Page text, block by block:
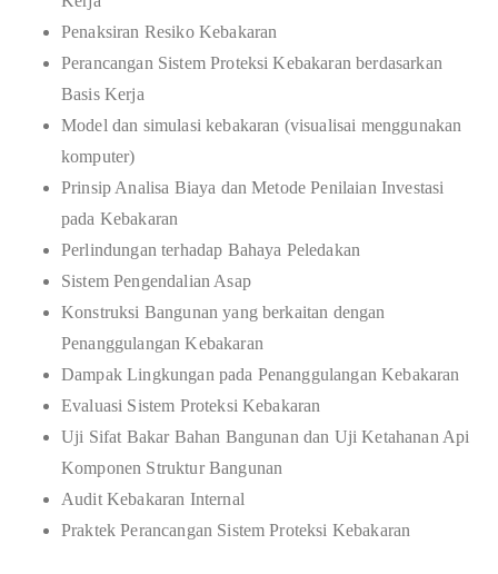
Penaksiran Resiko Kebakaran
Perancangan Sistem Proteksi Kebakaran berdasarkan
Basis Kerja
Model dan simulasi kebakaran (visualisai menggunakan
komputer)
Prinsip Analisa Biaya dan Metode Penilaian Investasi
pada Kebakaran
Perlindungan terhadap Bahaya Peledakan
Sistem Pengendalian Asap
Konstruksi Bangunan yang berkaitan dengan
Penanggulangan Kebakaran
Dampak Lingkungan pada Penanggulangan Kebakaran
Evaluasi Sistem Proteksi Kebakaran
Uji Sifat Bakar Bahan Bangunan dan Uji Ketahanan Api
Komponen Struktur Bangunan
Audit Kebakaran Internal
Praktek Perancangan Sistem Proteksi Kebakaran